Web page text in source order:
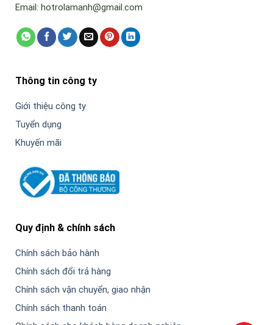
Email: hotrolamanh@gmail.com
Thông tin công ty
Giới thiệu công ty
Tuyển dụng
Khuyến mãi
Quy định & chính sách
Chính sách bảo hành
Chính sách đổi trả hàng
Chính sách vận chuyển, giao nhận
Chính sách thanh toán